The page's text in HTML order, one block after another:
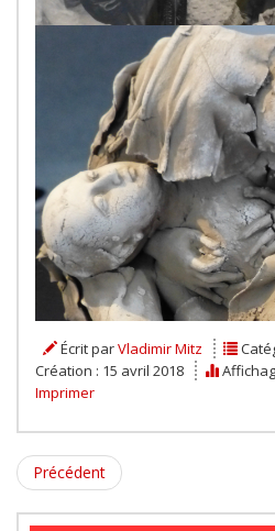
Écrit parVladimir Mitz
Création : 15 avril 2018
Imprimer
Précédent